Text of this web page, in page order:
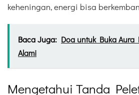
keheningan, energi bisa
Baca Juga: Doa untuk Buka Aura
Alami
Mengetahui Tanda